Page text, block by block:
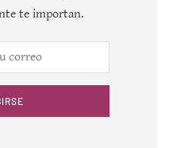
te importan.